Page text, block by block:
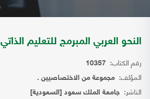
النحو العربي المبرمج للتعليم الذاتي
رقم الكتاب: 10357
المؤلف: مجموعة من الاختصاصيين .
الناشر: جامعة الملك سعود [السعودية]